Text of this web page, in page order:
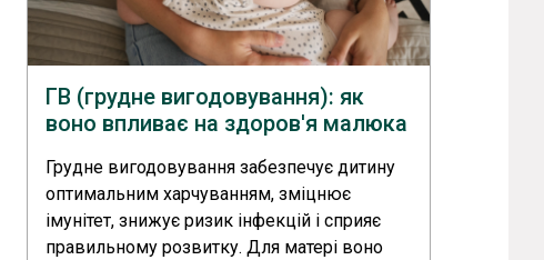
ГВ (грудне вигодовування): як
воно впливає на здоров'я малюка
Грудне вигодовування забезпечує дитину
оптимальним харчуванням, зміцнює
імунітет, знижує ризик інфекцій і сприяє
правильному розвитку. Для матері воно